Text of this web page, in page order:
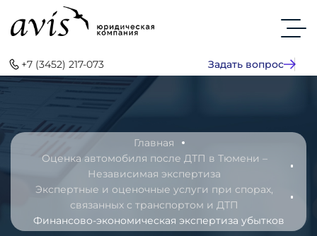
+7 (3452) 217-073 Задать вопрос
Главная
Оценка автомобиля после ДТП в Тюмени –
Независимая экспертиза
Экспертные и оценочные услуги при спорах,
связанных с транспортом и ДТП
Финансово-экономическая экспертиза убытков